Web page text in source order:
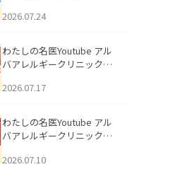
える男性へ｜医師が教える
公開いたしました。
2026.07.24
わたしの名医Youtube アル
バアレルギークリニック札
跡にVビームは効く？向いて
説」を公開いたしました。
2026.07.17
わたしの名医Youtube アル
バアレルギークリニック札
医師が明かす副作用・リバ
2026.07.10